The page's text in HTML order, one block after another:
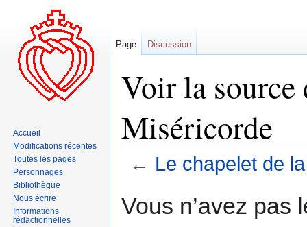
Voir la source
Miséricorde
← Le chapelet de
àà
Vous n’avez pas
Page Discussion
Accueil
Modifications récentes
Toutes les pages
Personnages
Bibliothèque
Nous écrire
Informations
rédactionnelles